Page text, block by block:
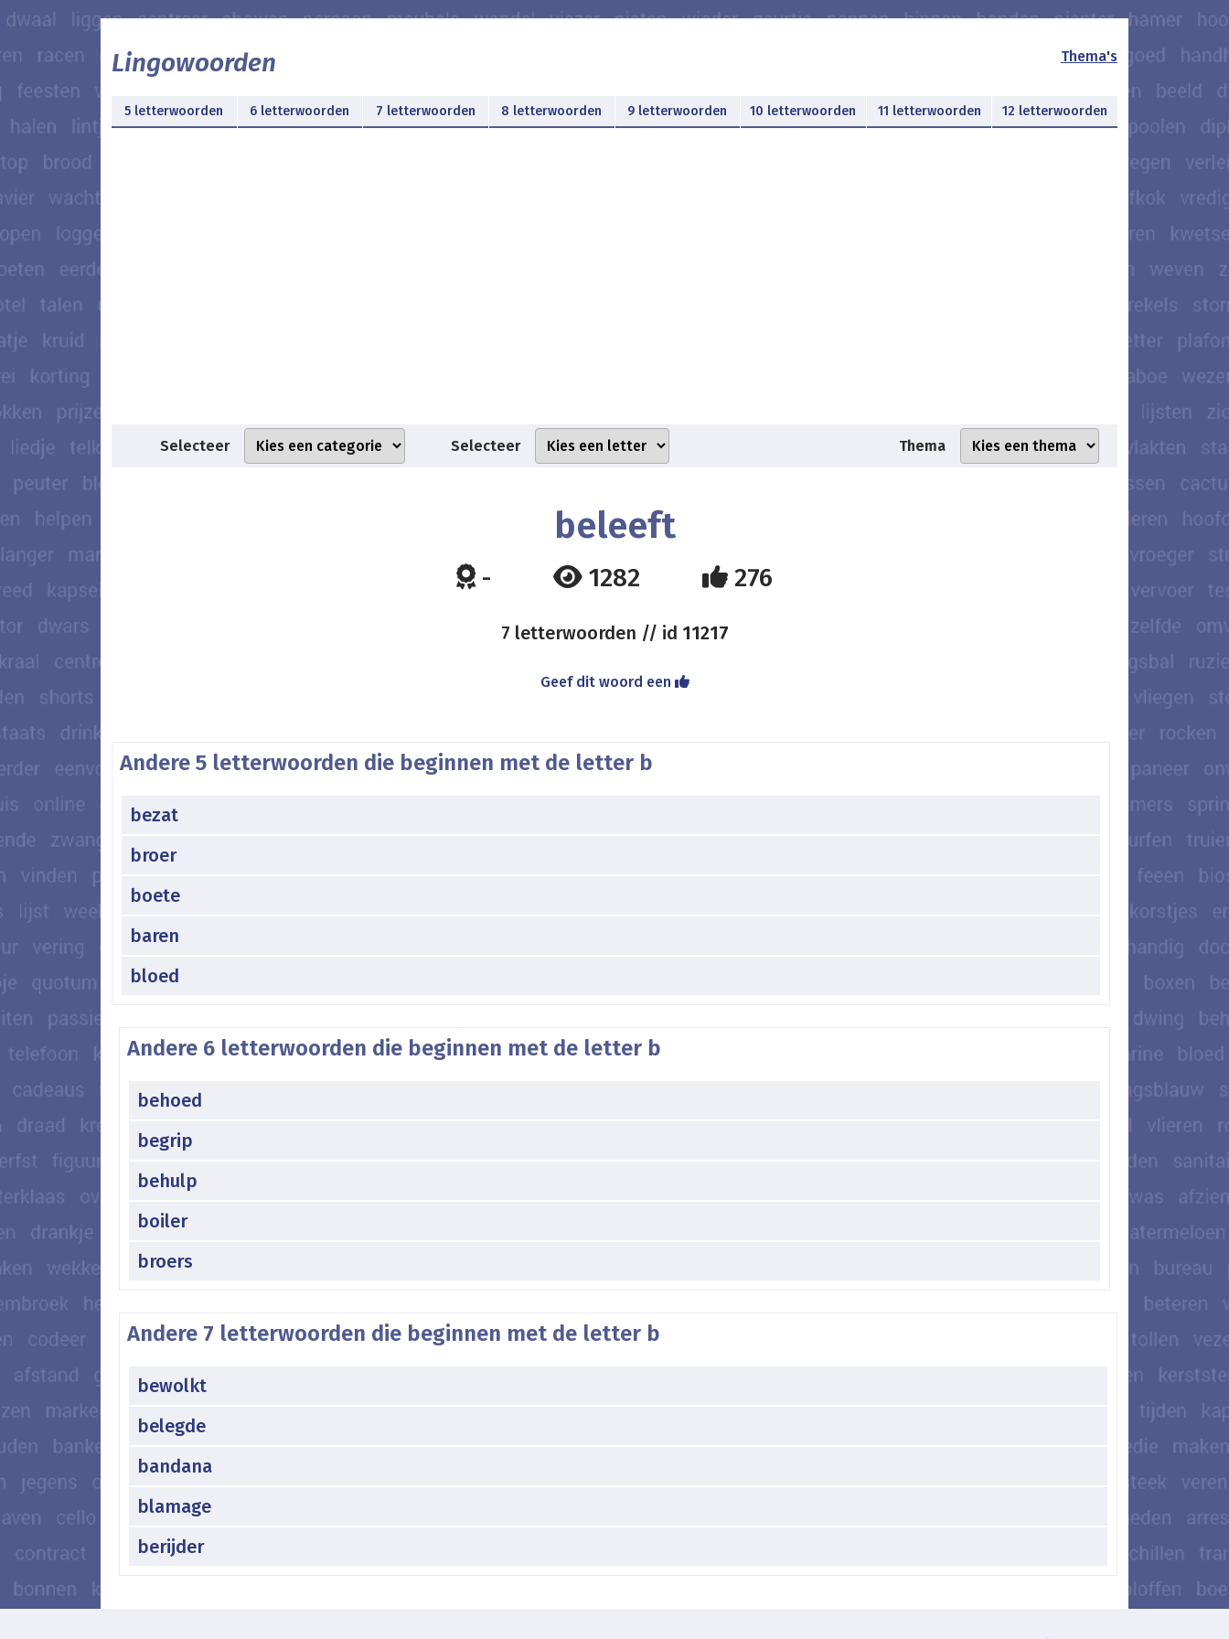
Lingowoorden Thema's
5 letterwoorden 6 letterwoorden 7 letterwoorden 8 letterwoorden 9 letterwoorden 10 letterwoorden 11 letterwoorden 12 letterwoorden
Selecteer Selecteer Thema
beleeft
- 1282 276
7 letterwoorden // id 11217
Geef dit woord een
Andere 5 letterwoorden die beginnen met de letter b
bezat
broer
boete
baren
bloed
Andere 6 letterwoorden die beginnen met de letter b
behoed
begrip
behulp
boiler
broers
Andere 7 letterwoorden die beginnen met de letter b
bewolkt
belegde
bandana
blamage
berijder